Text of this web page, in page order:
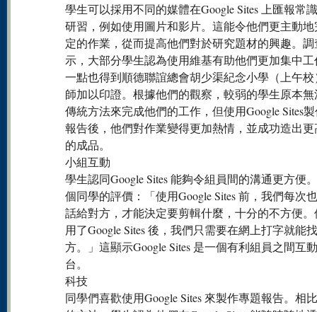
學生可以採用不同的媒體在Google Sites 上匯報常
研習，例如使用圖片和影片。這能令他們更主動
定的作業，從而提高他們對於研究題材的興趣。調
示，大部分學生認為使用維基有助他們更加集中
一點也得到順德聯誼總會胡少渠紀念小學（上午
師加以印證。根據他們的觀察，較弱的學生原本
傳統方法來完成他們的工作，但使用Google Sites
報告後，他們對作業變得更加熱情，並成功造出
的成品。
小組互動
學生認同Google Sites 能夠令組員間的溝通更方便
個同學的評價：「使用Google Sites 前，我們每次
話給對方，才能決定要剪輯什麼，十分的不方便
用了Google Sites 後，我們只需要在網上打字就能
方。」這顯示Google Sites 是一個有利組員之間互
台。
科技
同學們喜歡使用Google Sites 來製作專題報告。相